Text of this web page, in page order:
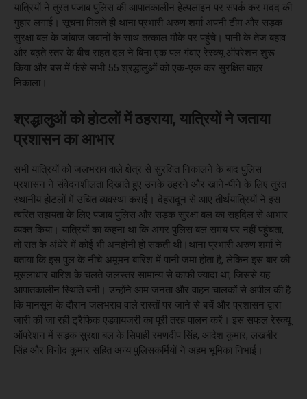
यात्रियों ने तुरंत पंजाब पुलिस की आपातकालीन हेल्पलाइन पर संपर्क कर मदद की
गुहार लगाई। सूचना मिलते ही थाना प्रभारी अरुण शर्मा अपनी टीम और सड़क
सुरक्षा बल के जांबाज जवानों के साथ तत्काल मौके पर पहुंचे। पानी के तेज बहाव
और बढ़ते स्तर के बीच राहत दल ने बिना एक पल गंवाए रेस्क्यू ऑपरेशन शुरू
किया और बस में फंसे सभी 55 श्रद्धालुओं को एक-एक कर सुरक्षित बाहर
निकाला।
श्रद्धालुओं को होटलों में ठहराया, यात्रियों ने जताया
प्रशासन का आभार
सभी यात्रियों को जलभराव वाले क्षेत्र से सुरक्षित निकालने के बाद पुलिस
प्रशासन ने संवेदनशीलता दिखाते हुए उनके ठहरने और खाने-पीने के लिए तुरंत
स्थानीय होटलों में उचित व्यवस्था कराई। देहरादून से आए तीर्थयात्रियों ने इस
त्वरित सहायता के लिए पंजाब पुलिस और सड़क सुरक्षा बल का सहदिल से आभार
व्यक्त किया। यात्रियों का कहना था कि अगर पुलिस बल समय पर नहीं पहुंचता,
तो रात के अंधेरे में कोई भी अनहोनी हो सकती थी।थाना प्रभारी अरुण शर्मा ने
बताया कि इस पुल के नीचे अमूमन बारिश में पानी जमा होता है, लेकिन इस बार की
मूसलाधार बारिश के चलते जलस्तर सामान्य से काफी ज्यादा था, जिससे यह
आपातकालीन स्थिति बनी। उन्होंने आम जनता और वाहन चालकों से अपील की है
कि मानसून के दौरान जलभराव वाले रास्तों पर जाने से बचें और प्रशासन द्वारा
जारी की जा रही ट्रैफिक एडवायजरी का पूरी तरह पालन करें। इस सफल रेस्क्यू
ऑपरेशन में सड़क सुरक्षा बल के सिपाही रमणदीप सिंह, आदेश कुमार, लखबीर
सिंह और विनोद कुमार सहित अन्य पुलिसकर्मियों ने अहम भूमिका निभाई।